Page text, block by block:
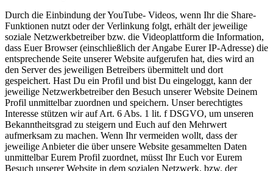
Durch die Einbindung der YouTube- Videos, wenn Ihr die Share-
Funktionen nutzt oder der Verlinkung folgt, erhält der jeweilige
soziale Netzwerkbetreiber bzw. die Videoplattform die Information,
dass Euer Browser (einschließlich der Angabe Eurer IP-Adresse) die
entsprechende Seite unserer Website aufgerufen hat, dies wird an
den Server des jeweiligen Betreibers übermittelt und dort
gespeichert. Hast Du ein Profil und bist Du eingeloggt, kann der
jeweilige Netzwerkbetreiber den Besuch unserer Website Deinem
Profil unmittelbar zuordnen und speichern. Unser berechtigtes
Interesse stützen wir auf Art. 6 Abs. 1 lit. f DSGVO, um unseren
Bekanntheitsgrad zu steigern und Euch auf den Mehrwert
aufmerksam zu machen. Wenn Ihr vermeiden wollt, dass der
jeweilige Anbieter die über unsere Website gesammelten Daten
unmittelbar Eurem Profil zuordnet, müsst Ihr Euch vor Eurem
Besuch unserer Website in dem sozialen Netzwerk, bzw. der